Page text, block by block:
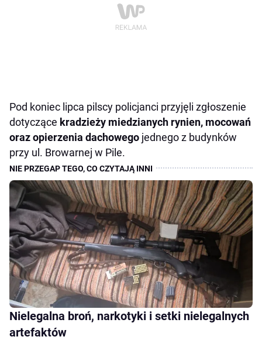
Pod koniec lipca pilscy policjanci przyjęli zgłoszenie
dotyczące kradzieży miedzianych rynien, mocowań
oraz opierzenia dachowego jednego z budynków
przy ul. Browarnej w Pile.
Nielegalna broń, narkotyki i setki nielegalnych
artefaktów